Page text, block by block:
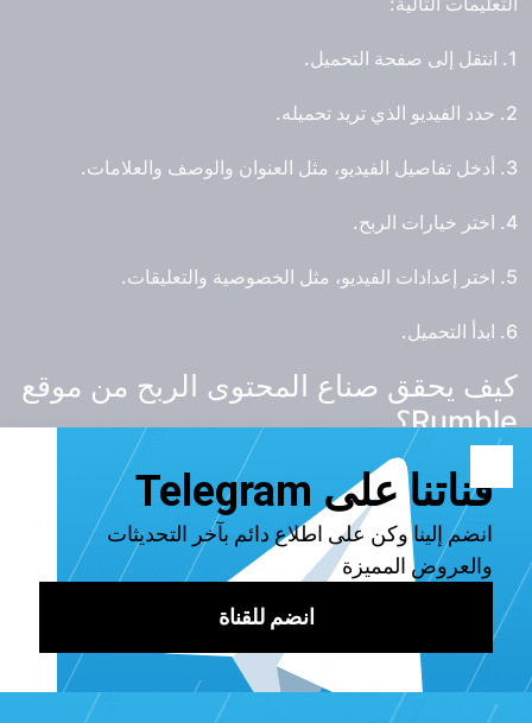
1. انتقل إلى صفحة التحميل.
2. حدد الفيديو الذي تريد تحميله.
3. أدخل تفاصيل الفيديو، مثل العنوان والوصف والعلامات.
4. اختر خيارات الربح.
5. اختر إعدادات الفيديو، مثل الخصوصية والتعليقات.
6. ابدأ التحميل.
كيف يحقق صناع المحتوى الربح من موقع
Rumble؟
تتيح منصة Rumble لمنتجي المحتوى خمس طرق لتحقيق الأرباح:
اختيار خيار الترخيص المناسب:
حيث توفّر منصة Rumble أربعة خيارات ترخيص مُختلفة لمنتجي
المحتوى:
إدارة الفيديو (حصرية) أو إدارة الفيديو (باستثناء
YouTube): باختيار أي من هذين الخيارين، يمكن لمنصة